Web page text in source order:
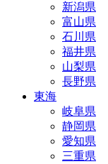
新潟県
富山県
石川県
福井県
山梨県
長野県
東海
岐阜県
静岡県
愛知県
三重県